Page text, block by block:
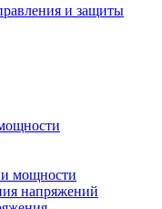
и защиты
мощности
напряжений